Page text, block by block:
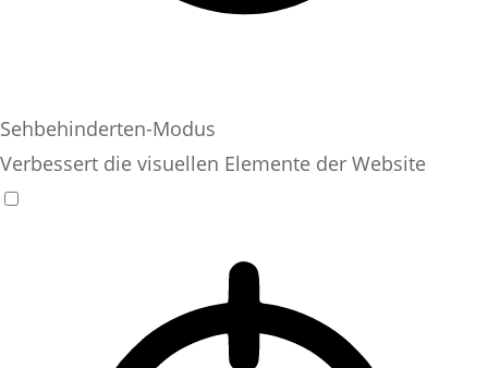
Sehbehinderten-Modus
Verbessert die visuellen Elemente der Website